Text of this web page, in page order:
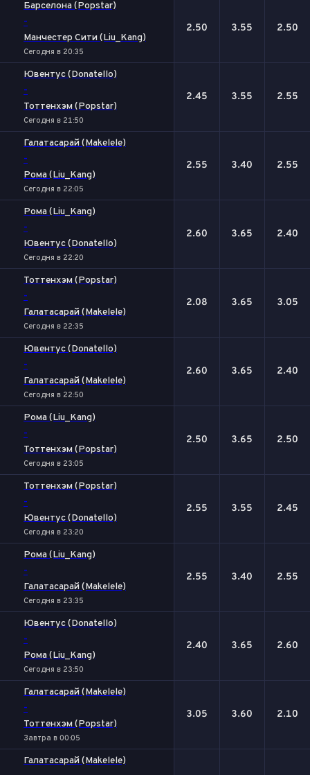
Барселона (Popstar)
-
Манчестер Сити (Liu_Kang)
Сегодня в 20:35
2.50 3.55 2.50
Ювентус (Donatello)
-
Тоттенхэм (Popstar)
Сегодня в 21:50
2.45 3.55 2.55
Галатасарай (Makelele)
-
Рома (Liu_Kang)
Сегодня в 22:05
2.55 3.40 2.55
Рома (Liu_Kang)
-
Ювентус (Donatello)
Сегодня в 22:20
2.60 3.65 2.40
Тоттенхэм (Popstar)
-
Галатасарай (Makelele)
Сегодня в 22:35
2.08 3.65 3.05
Ювентус (Donatello)
-
Галатасарай (Makelele)
Сегодня в 22:50
2.60 3.65 2.40
Рома (Liu_Kang)
-
Тоттенхэм (Popstar)
Сегодня в 23:05
2.50 3.65 2.50
Тоттенхэм (Popstar)
-
Ювентус (Donatello)
Сегодня в 23:20
2.55 3.55 2.45
Рома (Liu_Kang)
-
Галатасарай (Makelele)
Сегодня в 23:35
2.55 3.40 2.55
Ювентус (Donatello)
-
Рома (Liu_Kang)
Сегодня в 23:50
2.40 3.65 2.60
Галатасарай (Makelele)
-
Тоттенхэм (Popstar)
Завтра в 00:05
3.05 3.60 2.10
Галатасарай (Makelele)